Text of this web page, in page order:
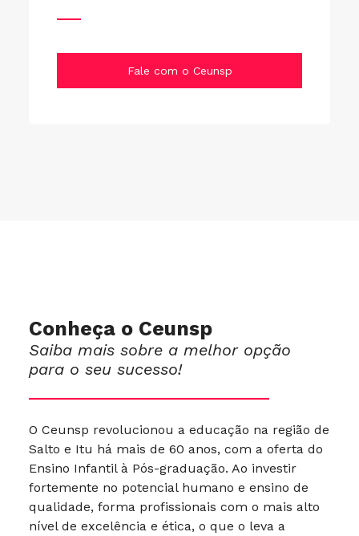
Fale com o Ceunsp
Conheça o Ceunsp
Saiba mais sobre a melhor opção
para o seu sucesso!
O Ceunsp revolucionou a educação na região de
Salto e Itu há mais de 60 anos, com a oferta do
Ensino Infantil à Pós-graduação. Ao investir
fortemente no potencial humano e ensino de
qualidade, forma profissionais com o mais alto
nível de excelência e ética, o que o leva a